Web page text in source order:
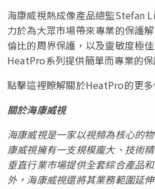
海康威視熱成像產品總監Stefan
力於為大眾市場帶來專業的保護
倫比的周界保護，以及靈敏度極
HeatPro系列提供簡單而專業的保
點擊這裡瞭解關於HeatPro的更多
關於海康威視
海康威視是一家以視頻為核心的
康威視擁有一支規模龐大、技術
垂直行業市場提供全套綜合產品
外，海康威視還將其業務範圍延